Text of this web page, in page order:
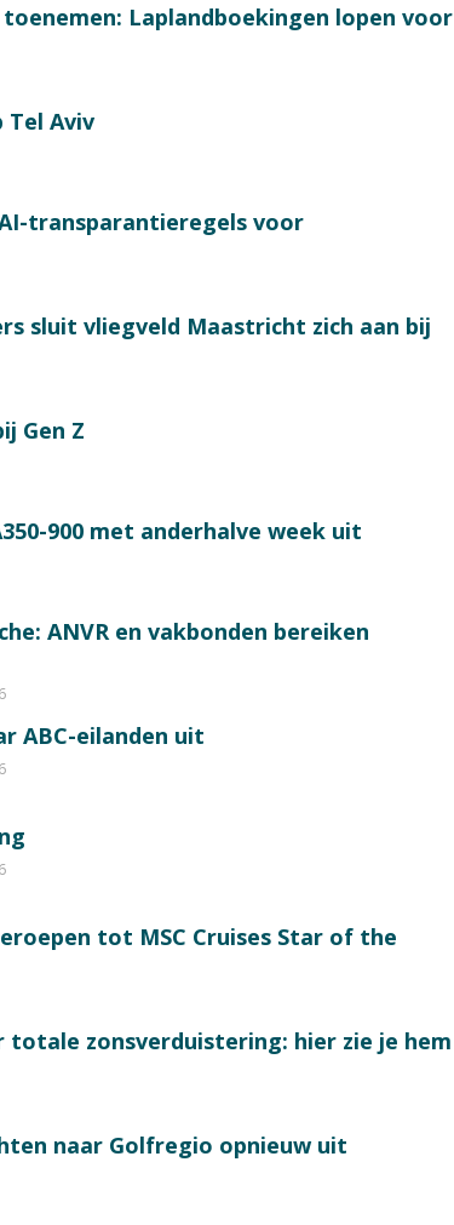
Laplandboekingen lopen voor
Tel Aviv
transparantieregels voor
sluit vliegveld Maastricht zich aan bij
Gen Z
900 met anderhalve week uit
ANVR en vakbonden bereiken
ABC-eilanden uit
tot MSC Cruises Star of the
totale zonsverduistering: hier zie je hem
naar Golfregio opnieuw uit